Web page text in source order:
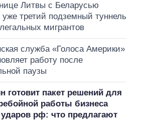
Литвы с Беларусью
третий подземный туннель
мигрантов
служба «Голоса Америки»
работу после
паузы
готовит пакет решений для
работы бизнеса
рф: что предлагают